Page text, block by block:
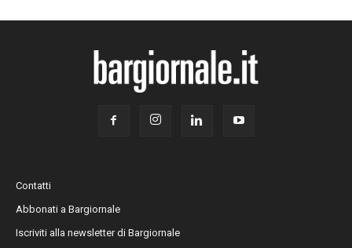
Contatti
Abbonati a Bargiornale
Iscriviti alla newsletter di Bargiornale